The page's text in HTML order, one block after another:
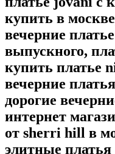
купить в
вечерние
выпускного,
купить платье
вечерние
дорогие
интернет
от sherri hill в
элитные платья